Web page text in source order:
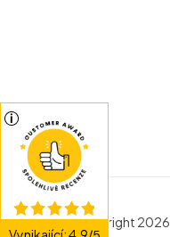
Copyright 2026